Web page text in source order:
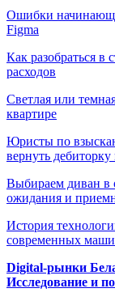
Ошибки
Figma
Как разобраться в
расходов
Светлая или
квартире
Юристы по
вернуть дебиторку
Выбираем диван в
ожидания и
История
современных
Digital-рынки
Исследование и